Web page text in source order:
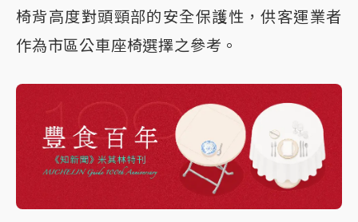
椅背高度對頭頸部的安全保護性，供客運業者
作為市區公車座椅選擇之參考。